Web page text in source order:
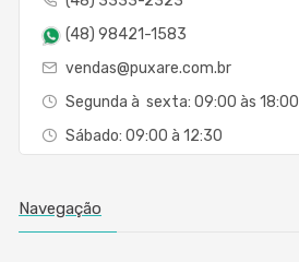
(48) 98421-1583
vendas@puxare.com.br
Segunda à sexta: 09:00 às 18:00
Sábado: 09:00 à 12:30
Navegação